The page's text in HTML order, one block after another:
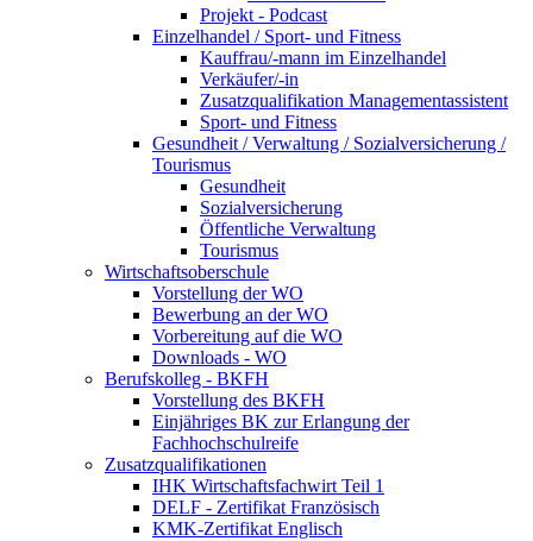
Projekt - Podcast
Einzelhandel / Sport- und Fitness
Kauffrau/-mann im Einzelhandel
Verkäufer/-in
Zusatzqualifikation Managementassistent
Sport- und Fitness
Gesundheit / Verwaltung / Sozialversicherung /
Tourismus
Gesundheit
Sozialversicherung
Öffentliche Verwaltung
Tourismus
Wirtschaftsoberschule
Vorstellung der WO
Bewerbung an der WO
Vorbereitung auf die WO
Downloads - WO
Berufskolleg - BKFH
Vorstellung des BKFH
Einjähriges BK zur Erlangung der
Fachhochschulreife
Zusatzqualifikationen
IHK Wirtschaftsfachwirt Teil 1
DELF - Zertifikat Französisch
KMK-Zertifikat Englisch